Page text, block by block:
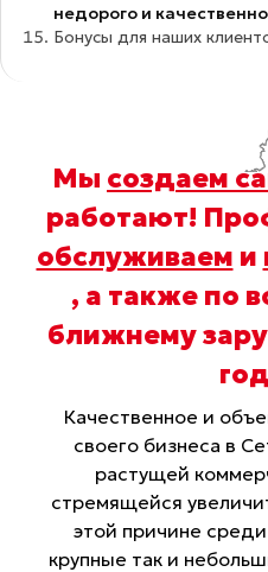
недорого и
Бонусы для наших
Мы создаем
работают!
обслуживаем и
, а также по
ближнему
Качественное и
своего бизнеса в
растущей
стремящейся
этой причине
крупные так и